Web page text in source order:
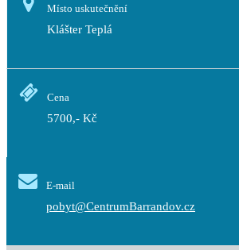
Místo uskutečnění
Klášter Teplá
Cena
5700,- Kč
E-mail
pobyt@CentrumBarrandov.cz